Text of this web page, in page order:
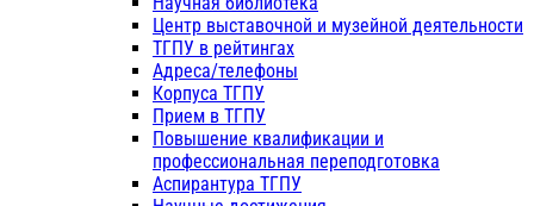
Центр выставочной и музейной деятельности
ТГПУ в рейтингах
Адреса/телефоны
Корпуса ТГПУ
Прием в ТГПУ
Повышение квалификации и
профессиональная переподготовка
Аспирантура ТГПУ